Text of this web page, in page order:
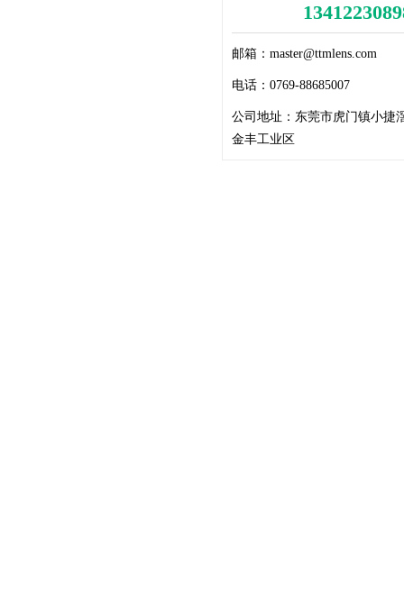
邮箱： master@ttmlens.com
电话： 0769-88685007
公司地址： 东莞市虎门镇小捷
金丰工业区